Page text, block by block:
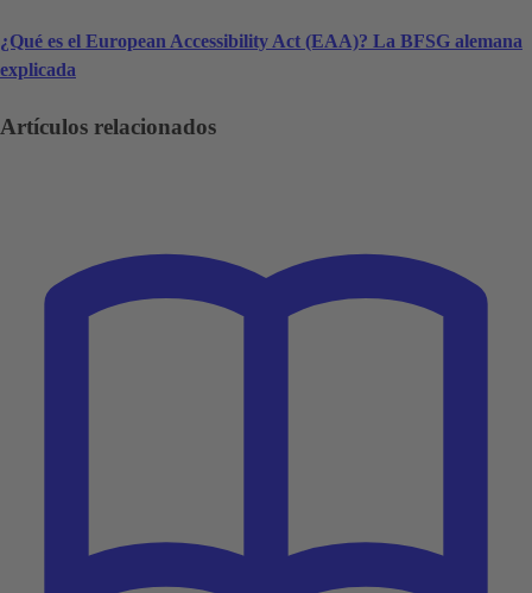
¿Qué es el European Accessibility Act (EAA)? La BFSG alemana
explicada
Artículos relacionados